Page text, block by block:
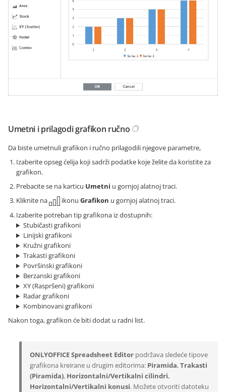
Umetni i prilagodi grafikon ručno
Da biste umetnuli grafikon i ručno prilagodili njegove parametre,
Izaberite opseg ćelija koji sadrži podatke koje želite da koristite za
grafikon.
Prebacite se na karticu Umetni u gornjoj alatnoj traci.
Kliknite na
ikonu Grafikon u gornjoj alatnoj traci.
Izaberite potreban tip grafikona iz dostupnih:
Stubičasti grafikoni
Linijski grafikoni
Kružni grafikoni
Trakasti grafikoni
Površinski grafikoni
Berzanski grafikoni
XY (Raspršeni) grafikoni
Radar grafikoni
Kombinovani grafikoni
Nakon toga, grafikon će biti dodat u radni list.
ONLYOFFICE Spreadsheet Editor podržava sledeće tipove
grafikona kreirane u drugim editorima: Piramida,Trakasti
(Piramida), Horizontalni/Vertikalni cilindri,
Horizontalni/Vertikalni konusi. Možete otvoriti datoteku